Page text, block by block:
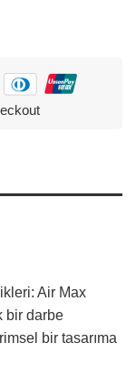
Air Max
bir darbe
bir tasarıma